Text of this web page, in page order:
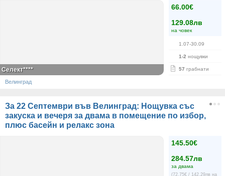
66.00€
129.08лв
на човек
1.07-30.09
1-2 нощувки
57 грабнати
Селект****
Велинград
За 22 Септември във Велинград: Нощувка със
закуска и вечеря за двама в помещение по избор,
плюс басейн и релакс зона
145.50€
284.57лв
за двама
(72.75€ / 142.29лв на